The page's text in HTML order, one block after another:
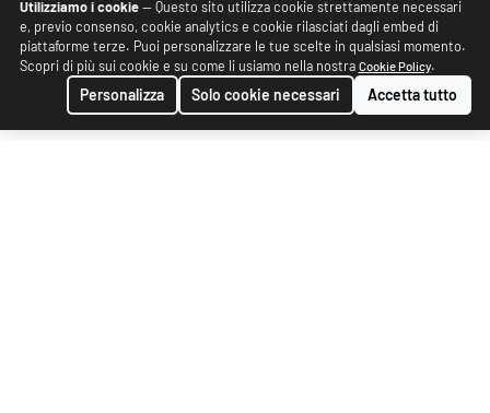
Utilizziamo i cookie— Questo sito utilizza cookie strettamente necessari
e, previo consenso, cookie analytics e cookie rilasciati dagli embed di
piattaforme terze. Puoi personalizzare le tue scelte in qualsiasi momento.
Scopri di più sui cookie e su come li usiamo nella nostra Cookie Policy.
Personalizza Solo cookie necessari Accetta tutto